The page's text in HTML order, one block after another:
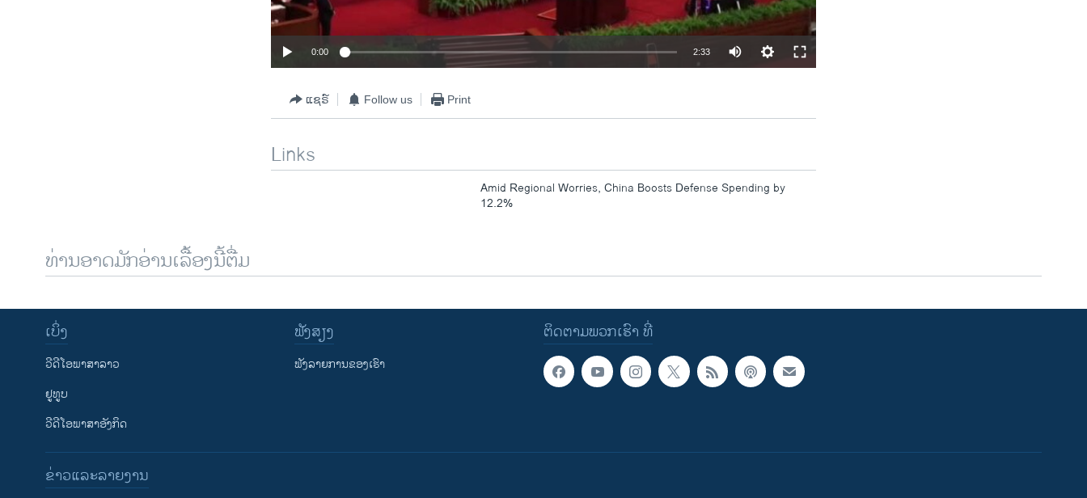
0:00 2:33
ແຊຣ໌ Follow us Print
Links
Amid Regional Worries, China Boosts Defense Spending by
12.2%
ທ່ານອາດມັກອ່ານເລື້ອງນີ້ຕື່ມ
ຕິດຕາມພວກເຮົາ ທີ່
ເບິ່ງ
ວີດີໂອພາສາລາວ
ຢູທູບ
ວີດີໂອພາສາອັງກິດ
ຟັງສຽງ
ຟັງລາຍການຂອງເຮົາ
ຂ່າວແລະລາຍງານ